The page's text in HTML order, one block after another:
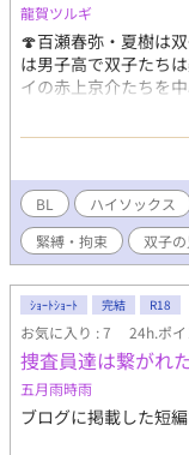
龍賀ツルギ
🍄百瀬春弥・夏樹は
は男子高で双子たち
イの赤上京介たちを
されてしまっていた
れて、ハンドボール
受ける春弥と夏樹。
士で身体を貪り合う
ンドボール部です。
作品ですからこの世
ンツにハイソックス
ックス裸で調教を受
とめて行きたいと思
い自分の構成力不足に
BL ハイソックス
緊縛・拘束
双子
ｼｮｰﾄｼｮｰﾄ 完結 R18
お気に入り : 7 24h.ポ
捜査員達は繋がれ
五月雨時雨
ブログに掲載した短編